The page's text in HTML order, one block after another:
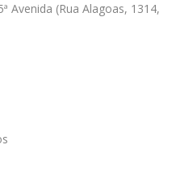
Avenida (Rua Alagoas, 1314,